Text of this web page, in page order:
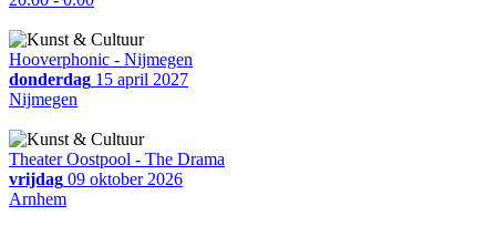
Hooverphonic - Nijmegen
donderdag 15 april 2027
Nijmegen
Theater Oostpool - The Drama
vrijdag 09 oktober 2026
Arnhem